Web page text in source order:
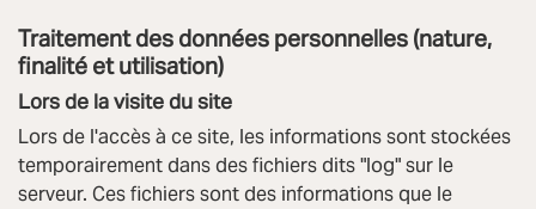
Traitement des données personnelles (nature,
finalité et utilisation)
Lors de la visite du site
Lors de l'accès à ce site, les informations sont stockées
temporairement dans des fichiers dits "log" sur le
serveur. Ces fichiers sont des informations que le